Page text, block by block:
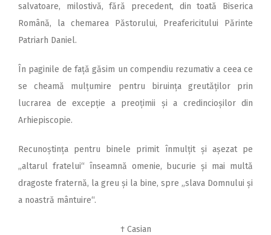
salvatoare, milostivă, fără precedent, din toată Biserica
Română, la chemarea Păstorului, Preafericitului Părinte
Patriarh Daniel.
În paginile de față găsim un compendiu rezumativ a ceea ce
se cheamă mulțumire pentru biruința greutăților prin
lucrarea de excepție a preoțimii și a credincioșilor din
Arhiepiscopie.
Recunoștința pentru binele primit înmulțit și așezat pe
„altarul fratelui“ înseamnă omenie, bucurie și mai multă
dragoste fraternă, la greu și la bine, spre „slava Domnului și
a noastră mântuire“.
† Casian